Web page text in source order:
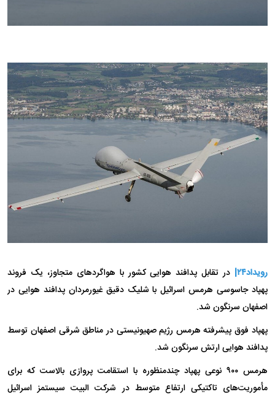
رویداد۲۴|
در تقابل پدافند هوایی کشور با هواگرد‌های متجاوز، یک فروند
پهپاد جاسوسی هرمس اسرائیل با شلیک دقیق غیور‌مردان پدافند هوایی در
اصفهان سرنگون شد.
پهپاد فوق پیشرفته هرمس رژیم صهیونیستی در مناطق شرقی اصفهان توسط
پدافند هوایی ارتش سرنگون شد.
هرمس ۹۰۰ نوعی پهپاد چندمنظوره با استقامت پروازی بالاست که برای
مأموریت‌های تاکتیکی ارتفاع متوسط در شرکت البیت سیستمز اسرائیل